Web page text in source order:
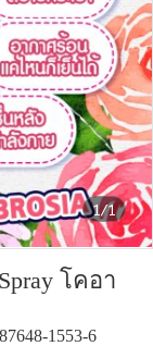
1/1
โคอา
1553-6